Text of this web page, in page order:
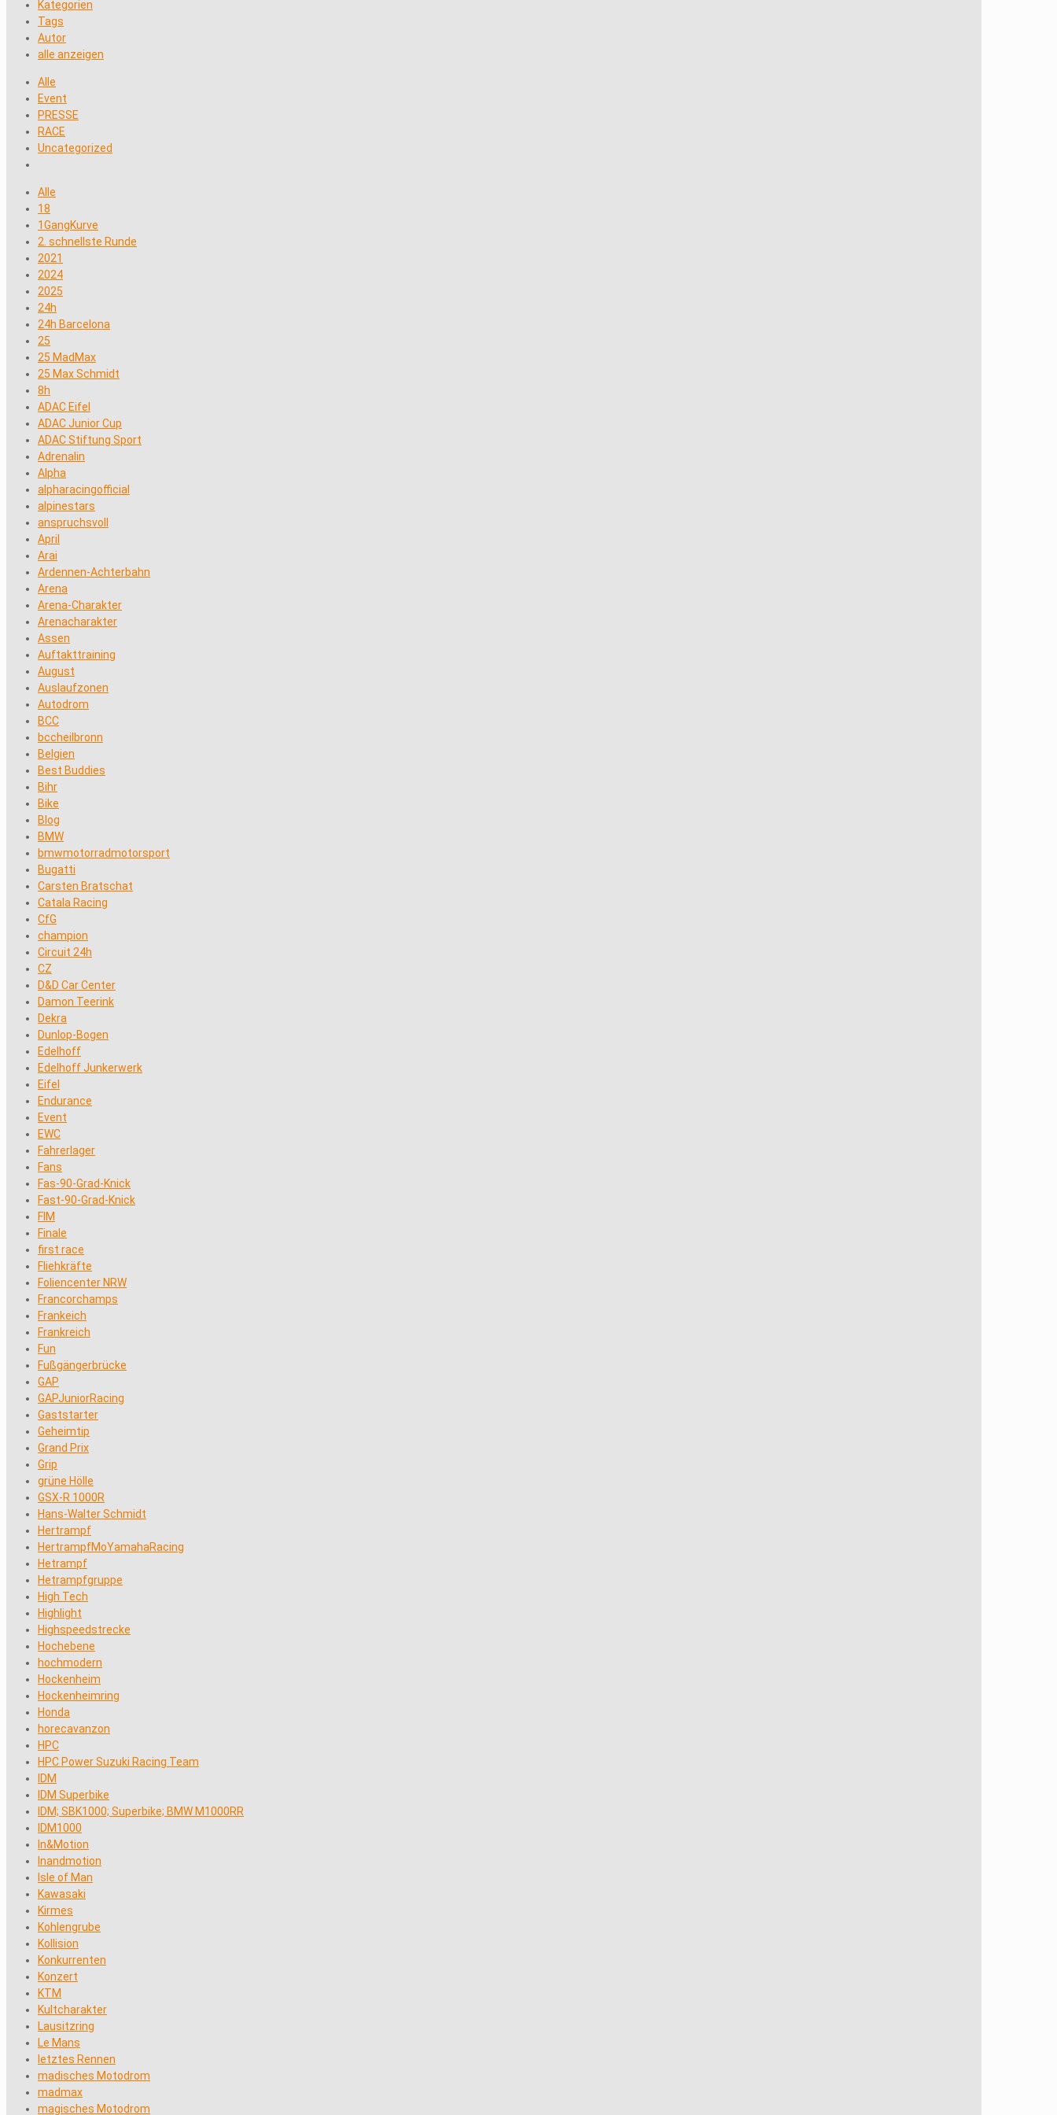
Kategorien
Tags
Autor
alle anzeigen
Alle
Event
PRESSE
RACE
Uncategorized
Alle
18
1GangKurve
2. schnellste Runde
2021
2024
2025
24h
24h Barcelona
25
25 MadMax
25 Max Schmidt
8h
ADAC Eifel
ADAC Junior Cup
ADAC Stiftung Sport
Adrenalin
Alpha
alpharacingofficial
alpinestars
anspruchsvoll
April
Arai
Ardennen-Achterbahn
Arena
Arena-Charakter
Arenacharakter
Assen
Auftakttraining
August
Auslaufzonen
Autodrom
BCC
bccheilbronn
Belgien
Best Buddies
Bihr
Bike
Blog
BMW
bmwmotorradmotorsport
Bugatti
Carsten Bratschat
Catala Racing
CfG
champion
Circuit 24h
CZ
D&D Car Center
Damon Teerink
Dekra
Dunlop-Bogen
Edelhoff
Edelhoff Junkerwerk
Eifel
Endurance
Event
EWC
Fahrerlager
Fans
Fas-90-Grad-Knick
Fast-90-Grad-Knick
FIM
Finale
first race
Fliehkräfte
Foliencenter NRW
Francorchamps
Frankeich
Frankreich
Fun
Fußgängerbrücke
GAP
GAPJuniorRacing
Gaststarter
Geheimtip
Grand Prix
Grip
grüne Hölle
GSX-R 1000R
Hans-Walter Schmidt
Hertrampf
HertrampfMoYamahaRacing
Hetrampf
Hetrampfgruppe
High Tech
Highlight
Highspeedstrecke
Hochebene
hochmodern
Hockenheim
Hockenheimring
Honda
horecavanzon
HPC
HPC Power Suzuki Racing Team
IDM
IDM Superbike
IDM; SBK1000; Superbike; BMW M1000RR
IDM1000
In&Motion
Inandmotion
Isle of Man
Kawasaki
Kirmes
Kohlengrube
Kollision
Konkurrenten
Konzert
KTM
Kultcharakter
Lausitzring
Le Mans
letztes Rennen
madisches Motodrom
madmax
magisches Motodrom